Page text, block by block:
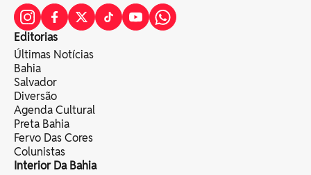
Editorias
Últimas Notícias
Bahia
Salvador
Diversão
Agenda Cultural
Preta Bahia
Fervo Das Cores
Colunistas
Interior Da Bahia